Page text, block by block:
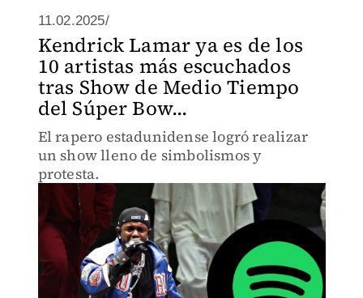
11.02.2025/
Kendrick Lamar ya es de los
10 artistas más escuchados
tras Show de Medio Tiempo
del Súper Bow...
El rapero estadunidense logró realizar
un show lleno de simbolismos y
protesta.